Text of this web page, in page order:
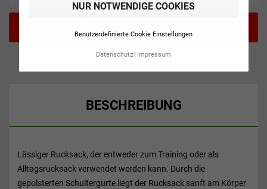
NUR NOTWENDIGE COOKIES
Benutzerdefinierte Cookie Einstellungen
Datenschutz Impressum
BESCHREIBUNG
Lässiger Rucksack, der entweder zum Training oder als
Alltagsrucksack verwendet werden kann. Durch die
gepolsterten Schultergurte liegt der Rucksack sanft am Körper